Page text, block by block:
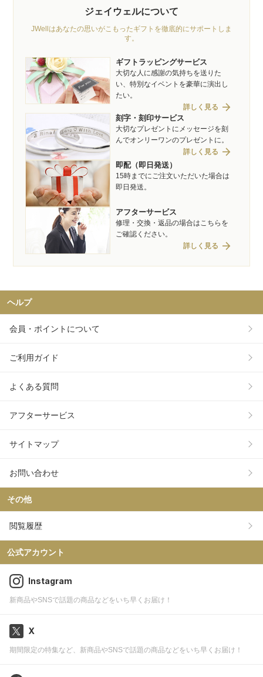
ジェイウェルについて
JWellはあなたの思いがこもったギフトを徹底的にサポートしま
す。
ギフトラッピングサービス
大切な人に感謝の気持ちを送りた
い、特別なイベントを豪華に演出し
たい。
詳しく見る arrow_forward
刻字・刻印サービス
大切なプレゼントにメッセージを刻
んでオンリーワンのプレゼントに。
詳しく見る arrow_forward
即配（即日発送）
15時までにご注文いただいた場合は
即日発送。
アフターサービス
修理・交換・返品の場合はこちらを
ご確認ください。
詳しく見る arrow_forward
ヘルプ
会員・ポイントについて
ご利用ガイド
よくある質問
アフターサービス
サイトマップ
お問い合わせ
その他
閲覧履歴
公式アカウント
Instagram
新商品やSNSで話題の商品などをいち早くお届け！
X
期間限定の特集など、新商品やSNSで話題の商品などをいち早くお届け！